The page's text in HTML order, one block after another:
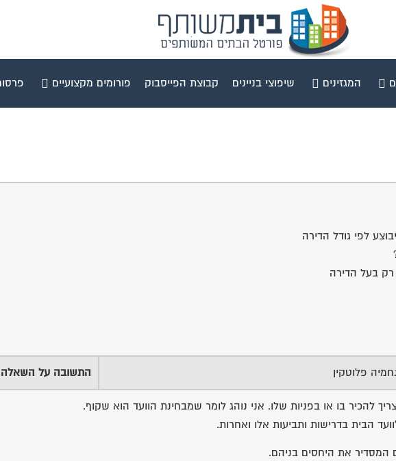
המגזינים שיפוצי בניינים קבוצת הפייסבוק פורומים מקצועיים
לפי גודל הדירה
רק בעל הדירה
פלוטקין התשובה על השאלה
להכיר בו או בפניות שלו. אני נוהג לומר שמבחינת הוועד הוא שקוף.
הבית בדרישות ותביעות אלו ואחרות.
המסדיר את היחסים בניהם.